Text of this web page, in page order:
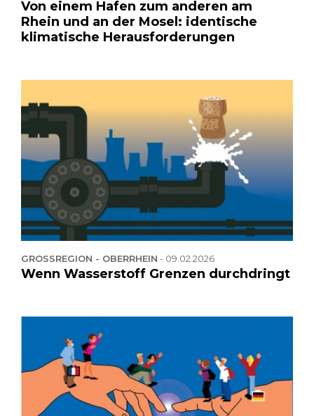
Von einem Hafen zum anderen am
Rhein und an der Mosel: identische
klimatische Herausforderungen
GROSSREGION - OBERRHEIN - 09.02.2026
Wenn Wasserstoff Grenzen durchdringt